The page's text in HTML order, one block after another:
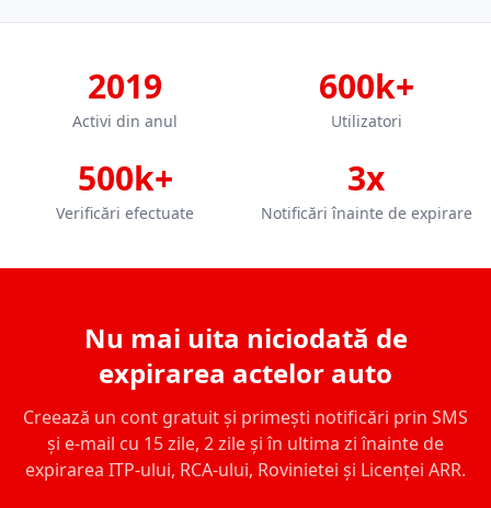
2019
Activi din anul
600k+
Utilizatori
500k+
Verificări efectuate
3x
Notificări înainte de expirare
Nu mai uita niciodată de
expirarea actelor auto
Creează un cont gratuit și primești notificări prin SMS
și e-mail cu 15 zile, 2 zile și în ultima zi înainte de
expirarea ITP-ului, RCA-ului, Rovinietei și Licenței ARR.